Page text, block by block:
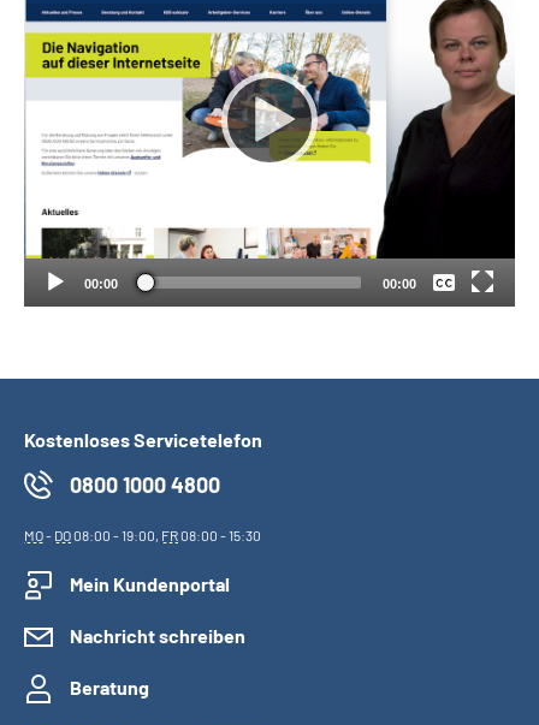
Online-Services
Language
Inhalte in Gebärdensprache (DGS)
Leichte Sprache
00:00 00:00
Kostenloses Servicetelefon
0800 1000 4800
MO- DO08:00 - 19:00, FR08:00 - 15:30
Mein Kundenportal
Nachricht schreiben
Beratung